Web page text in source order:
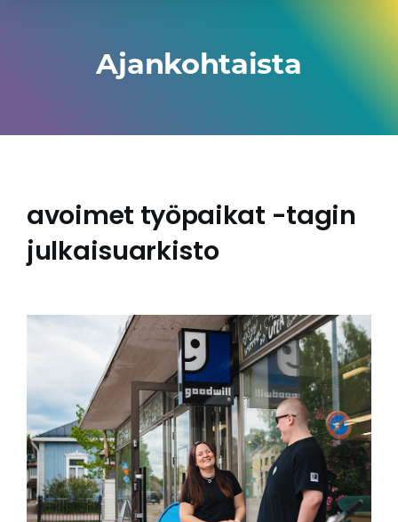
Ajankohtaista
avoimet työpaikat -tagin
julkaisuarkisto